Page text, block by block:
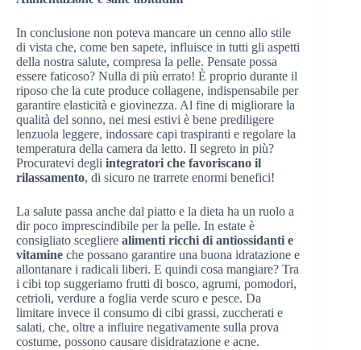
In conclusione non poteva mancare un cenno allo stile
di vista che, come ben sapete, influisce in tutti gli aspetti
della nostra salute, compresa la pelle. Pensate possa
essere faticoso? Nulla di più errato! È proprio durante il
riposo che la cute produce collagene, indispensabile per
garantire elasticità e giovinezza. Al fine di migliorare la
qualità del sonno, nei mesi estivi è bene prediligere
lenzuola leggere, indossare capi traspiranti e regolare la
temperatura della camera da letto. Il segreto in più?
Procuratevi degli integratori che favoriscano il
rilassamento, di sicuro ne trarrete enormi benefici!
La salute passa anche dal piatto e la dieta ha un ruolo a
dir poco imprescindibile per la pelle. In estate è
consigliato scegliere alimenti ricchi di antiossidanti e
vitamine che possano garantire una buona idratazione e
allontanare i radicali liberi. E quindi cosa mangiare? Tra
i cibi top suggeriamo frutti di bosco, agrumi, pomodori,
cetrioli, verdure a foglia verde scuro e pesce. Da
limitare invece il consumo di cibi grassi, zuccherati e
salati, che, oltre a influire negativamente sulla prova
costume, possono causare disidratazione e acne.